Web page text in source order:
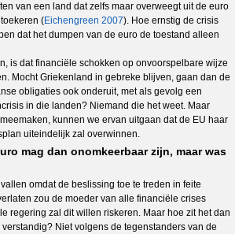
van een land dat zelfs maar overweegt uit de euro
(Eichengreen 2007). Hoe ernstig de crisis
dat het dumpen van de euro de toestand alleen
is dat financiële schokken op onvoorspelbare wijze
Mocht Griekenland in gebreke blijven, gaan dan de
obligaties ook onderuit, met als gevolg een
in die landen? Niemand die het weet. Maar
kunnen we ervan uitgaan dat de EU haar
uiteindelijk zal overwinnen.
mag dan onomkeerbaar zijn, maar was
omdat de beslissing toe te treden in feite
zou de moeder van alle financiële crises
regering zal dit willen riskeren. Maar hoe zit het dan
Niet volgens de tegenstanders van de